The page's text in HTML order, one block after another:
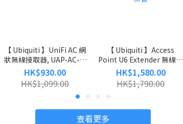
【 Ubiquiti 】UniFi AC 網
狀無線接取器, UAP-AC-M
︱兩年原廠保養｜免信用卡
手續費
HK$930.00
HK$1,099.00
【 Ubiquiti 】Access
Point U6 Extender 無線範
圍擴展基地台, U6-
EXTENDER-EU︱兩年原廠
保養
HK$1,580.00
HK$1,790.00
查看更多